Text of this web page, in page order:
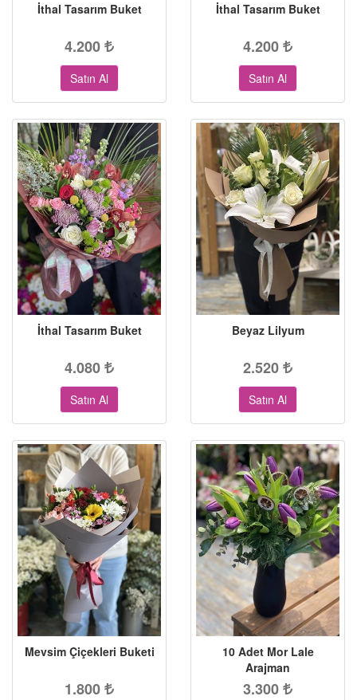
İthal Tasarım Buket
4.200
Satın Al
İthal Tasarım Buket
4.200
Satın Al
İthal Tasarım Buket
4.080
Satın Al
Beyaz Lilyum
2.520
Satın Al
Mevsim Çiçekleri Buketi
1.800
10 Adet Mor Lale
Arajman
3.300